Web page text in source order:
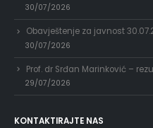
30/07/2026
Obavještenje za javnost
30/07/2026
Prof. dr Srđan Marinković –
29/07/2026
KONTAKTIRAJTE NAS